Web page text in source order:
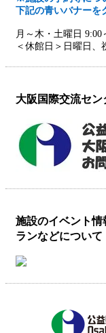
下記の青いバナーを
月～木・土曜日 9:00
＜休館日＞日曜日、
大阪国際交流セ
施設のイベント
ランなどについて